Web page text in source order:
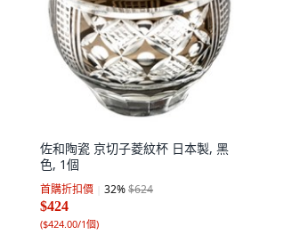
佐和陶瓷 京切子菱紋杯 日本製, 黑
色, 1個
首購折扣價 32%$624
$424
($424.00/1個)